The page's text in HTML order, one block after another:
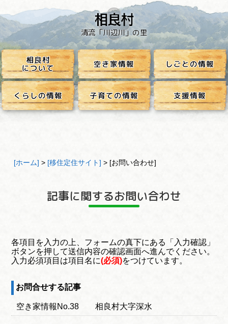
へ
ジ
ャ
プ
し
ま
す
清流「川辺川」の里
相良村
について 空き家情報 しごとの情報
くらしの情報 子育ての情報 支援情報
[ホーム] > [移住定住サイト] > [お問い合わせ]
記事に関するお問い合わせ
各項目を入力の上、フォームの真下にある「入力確認」
ボタンを押して送信内容の確認画面へ進んでください。
入力必須項目は項目名に(必須)をつけています。
お問合せする記事
空き家情報No.38 相良村大字深水